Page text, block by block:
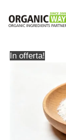
In offerta!